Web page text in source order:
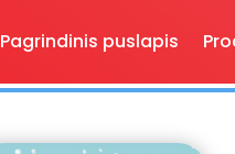
Pagrindinis puslapis